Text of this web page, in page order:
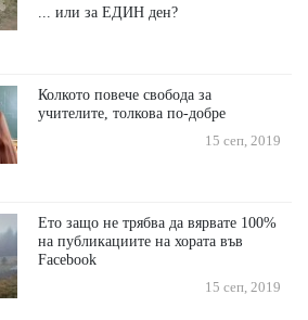
... или за ЕДИН ден?
Колкото повече свобода за
учителите, толкова по-добре
15 сеп, 2019
Ето защо не трябва да вярвате 100%
на публикациите на хората във
Facebook
15 сеп, 2019